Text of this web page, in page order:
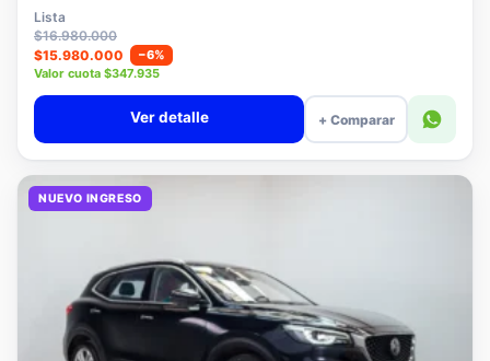
$15.780.000
Lista
$16.980.000
$15.980.000
−6%
Valor cuota $347.935
+ Comparar